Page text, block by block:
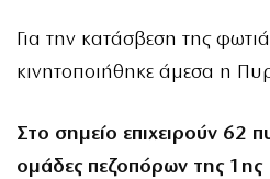
Για την κατάσβεση της
κινητοποιήθηκε άμεσα η
Στο σημείο επιχειρούν 62
ομάδες πεζοπόρων της